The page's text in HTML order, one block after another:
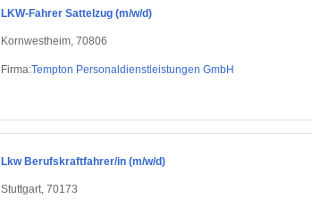
LKW-Fahrer Sattelzug (m/w/d)
Kornwestheim, 70806
Firma:Tempton Personaldienstleistungen GmbH
Lkw Berufskraftfahrer/in (m/w/d)
Stuttgart, 70173